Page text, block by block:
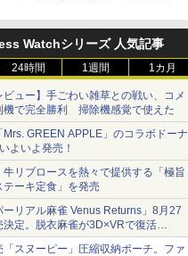
Watchシリーズ 人気記事
24時間 1週間 1カ月
ビュー】手ごわい雑草との戦い、コメ
機で完全勝利 掃除機感覚で使えた
Mrs. GREEN APPLE」のコラボドーナ
よいよ発売！
牛リブロースを熱々で提供する「極旨
テーキ定食」を発売
ーリアル麻雀 Venus Returns」8月27
決定。脱衣麻雀が3D×VRで復活
2週間は20%オフになるセールが実施
「スヌーピー」圧縮収納ポーチ。ファ